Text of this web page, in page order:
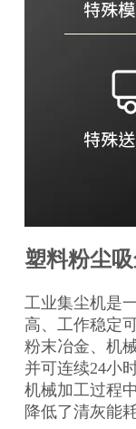
塑料粉尘
工业集尘机是
高、工作稳定
粉末冶金、机
并可连续24小
机械加工过程
降低了清灰能